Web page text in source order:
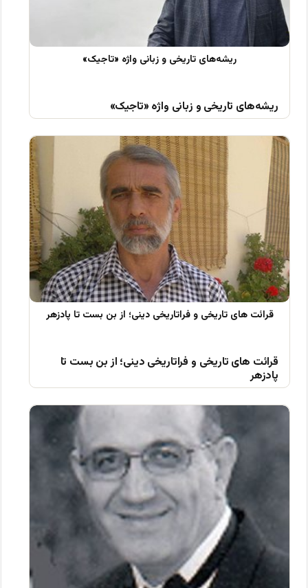
ریشه‌های تاریخی و زبانی واژه «تاجیک»
قرائت های تاریخی و فراتاریخی دینی؛ از بن بست تا
پادزهر